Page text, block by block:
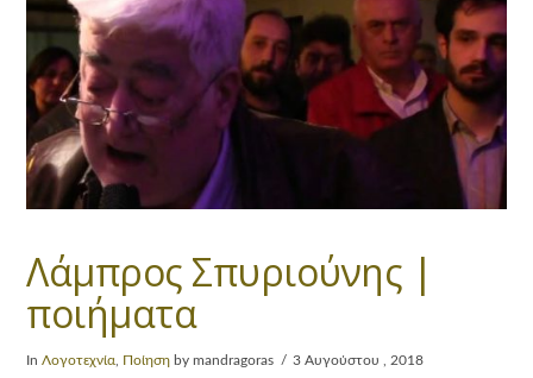
Λάμπρος Σπυριούνης |
ποιήματα
InΛογοτεχνία Ποίηση by mandragoras 3 Αυγούστου , 2018